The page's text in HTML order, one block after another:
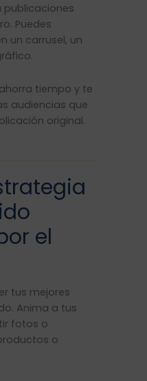
publicaciones
Puedes
un carrusel, un
tiempo y te
audiencias que
original.
el
tus mejores
Anima a tus
fotos o
o